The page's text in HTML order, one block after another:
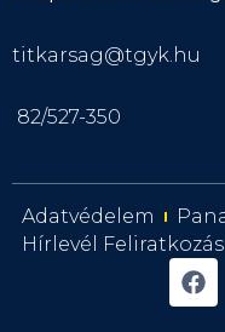
titkarsag@tgyk.hu
82/527-350
Adatvédelem
Hírlevél Feliratkozás